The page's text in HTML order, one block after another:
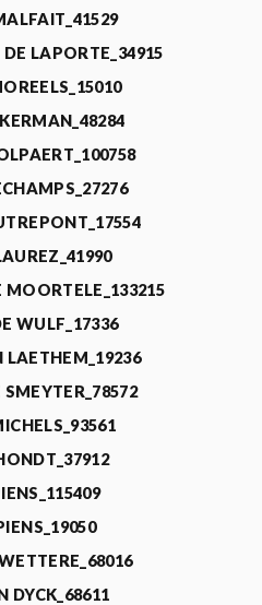
LAPORTE_34915
MOORTELE_133215
WULF_17336
LAETHEM_19236
DYCK_68611